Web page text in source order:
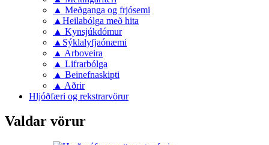
▲ Meðganga og frjósemi
▲Heilabólga með hita
▲ Kynsjúkdómur
▲Sýklalyfjaónæmi
▲ Arboveira
▲ Lifrarbólga
▲ Beinefnaskipti
▲ Aðrir
Hljóðfæri og rekstrarvörur
Valdar vörur